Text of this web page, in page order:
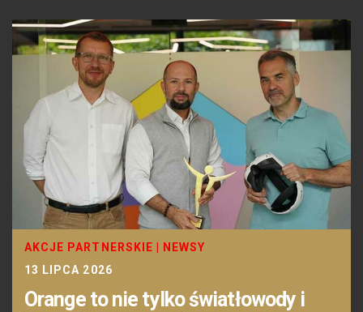
AKCJE PARTNERSKIE
NEWSY
13 LIPCA 2026
Orange to nie tylko światłowody i